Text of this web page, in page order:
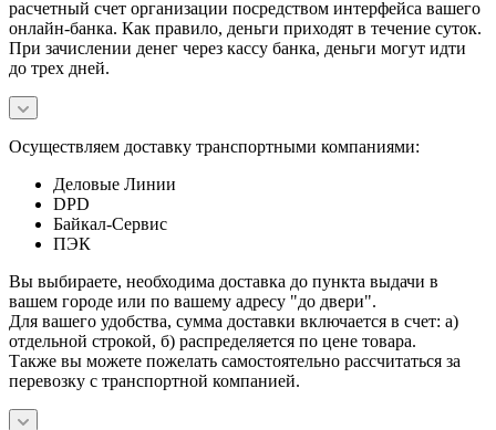
расчетный счет организации посредством интерфейса вашего
онлайн-банка. Как правило, деньги приходят в течение суток.
При зачислении денег через кассу банка, деньги могут идти
до трех дней.
Осуществляем доставку транспортными компаниями:
Деловые Линии
DPD
Байкал-Сервис
ПЭК
Вы выбираете, необходима доставка до пункта выдачи в
вашем городе или по вашему адресу "до двери".
Для вашего удобства, сумма доставки включается в счет: а)
отдельной строкой, б) распределяется по цене товара.
Также вы можете пожелать самостоятельно рассчитаться за
перевозку с транспортной компанией.